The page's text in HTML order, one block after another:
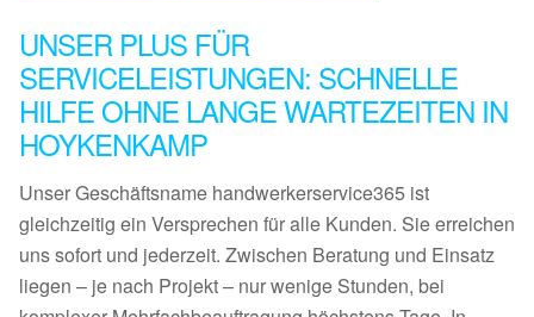
UNSER PLUS FÜR
SERVICELEISTUNGEN: SCHNELLE
HILFE OHNE LANGE WARTEZEITEN IN
HOYKENKAMP
Unser Geschäftsname handwerkerservice365 ist
gleichzeitig ein Versprechen für alle Kunden. Sie erreichen
uns sofort und jederzeit. Zwischen Beratung und Einsatz
liegen – je nach Projekt – nur wenige Stunden, bei